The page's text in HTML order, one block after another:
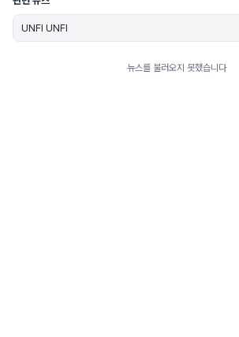
뉴스를 불러오지 못했습니다